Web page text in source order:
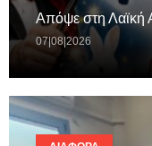
Απόψε στη Λαϊκή
07|08|2026